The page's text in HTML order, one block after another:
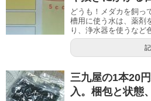
どうも！メダカを飼っ
槽用に使う水は、薬剤
り、浄水器を使うなど
三九屋の1本20
入。梱包と状態